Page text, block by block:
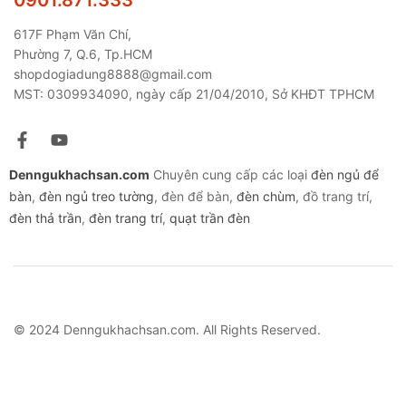
617F Phạm Văn Chí,
Phường 7, Q.6, Tp.HCM
shopdogiadung8888@gmail.com
MST: 0309934090, ngày cấp 21/04/2010, Sở KHĐT TPHCM
Denngukhachsan.com Chuyên cung cấp các loại đèn ngủ để
bàn, đèn ngủ treo tường, đèn để bàn, đèn chùm, đồ trang trí,
đèn thả trần, đèn trang trí, quạt trần đèn
© 2024 Denngukhachsan.com. All Rights Reserved.